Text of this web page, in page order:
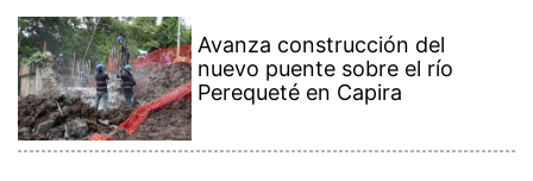
Avanza construcción del
nuevo puente sobre el río
Perequeté en Capira